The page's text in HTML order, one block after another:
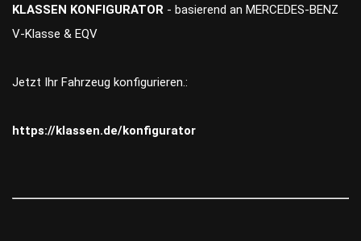
KLASSEN KONFIGURATOR - basierend an MERCEDES-BENZ
V-Klasse & EQV
Jetzt Ihr Fahrzeug konfigurieren.:
https://klassen.de/konfigurator